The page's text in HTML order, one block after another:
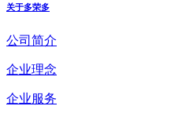
关于多荣多
公司简介
企业理念
企业服务